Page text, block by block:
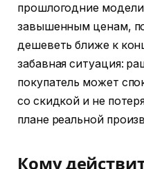
прошлогодние
завышенным ценам,
дешеветь ближе к
забавная ситуация:
покупатель может
со скидкой и не
плане реальной
Кому